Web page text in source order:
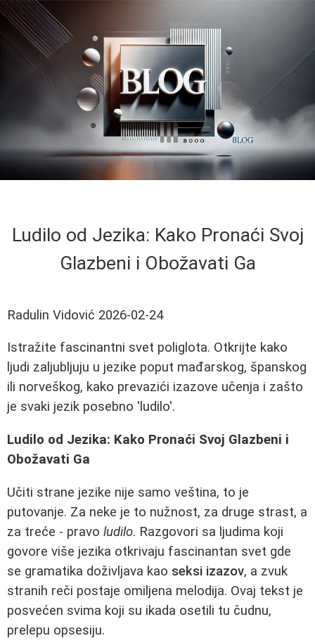
Ludilo od Jezika: Kako Pronaći Svoj
Glazbeni i Obožavati Ga
Radulin Vidović 2026-02-24
Istražite fascinantni svet poliglota. Otkrijte kako
ljudi zaljubljuju u jezike poput mađarskog, španskog
ili norveškog, kako prevazići izazove učenja i zašto
je svaki jezik posebno 'ludilo'.
Ludilo od Jezika: Kako Pronaći Svoj Glazbeni i
Obožavati Ga
Učiti strane jezike nije samo veština, to je
putovanje. Za neke je to nužnost, za druge strast, a
za treće - pravo ludilo. Razgovori sa ljudima koji
govore više jezika otkrivaju fascinantan svet gde
se gramatika doživljava kao seksi izazov, a zvuk
stranih reči postaje omiljena melodija. Ovaj tekst je
posvećen svima koji su ikada osetili tu čudnu,
prelepu opsesiju.